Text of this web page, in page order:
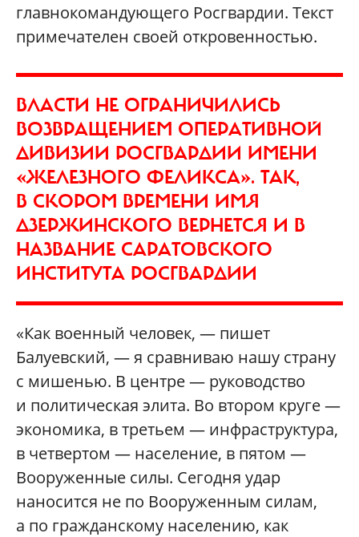
главнокомандующего Росгвардии. Текст
примечателен своей откровенностью.
ВЛАСТИ НЕ ОГРАНИЧИЛИСЬ
ВОЗВРАЩЕНИЕМ ОПЕРАТИВНОЙ
ДИВИЗИИ РОСГВАРДИИ ИМЕНИ
«ЖЕЛЕЗНОГО ФЕЛИКСА». ТАК,
В СКОРОМ ВРЕМЕНИ ИМЯ
ДЗЕРЖИНСКОГО ВЕРНЕТСЯ И В
НАЗВАНИЕ САРАТОВСКОГО
ИНСТИТУТА РОСГВАРДИИ
«Как военный человек, — пишет
Балуевский, — я сравниваю нашу страну
с мишенью. В центре — руководство
и политическая элита. Во втором круге —
экономика, в третьем — инфраструктура,
в четвертом — население, в пятом —
Вооруженные силы. Сегодня удар
наносится не по Вооруженным силам,
а по гражданскому населению, как